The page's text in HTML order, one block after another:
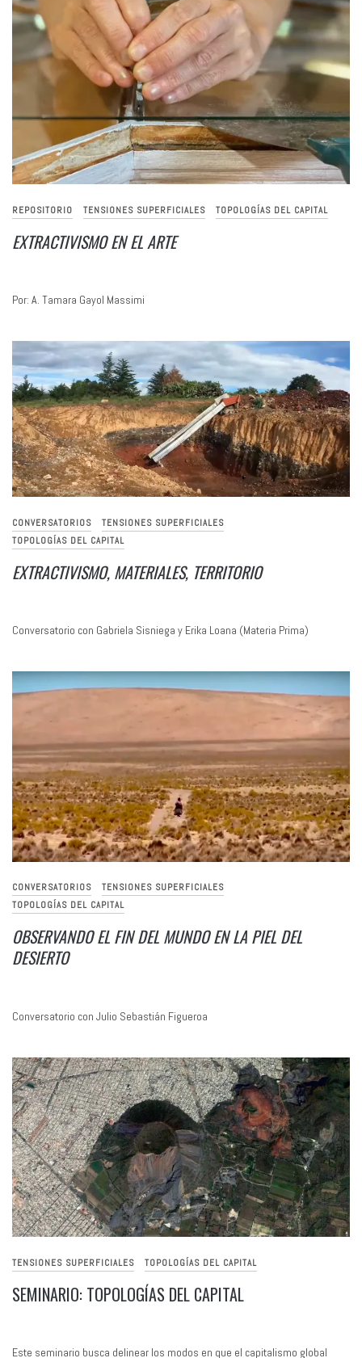
REPOSITORIO TENSIONES SUPERFICIALES TOPOLOGÍAS DEL CAPITAL
EXTRACTIVISMO EN EL ARTE
Por: A. Tamara Gayol Massimi
CONVERSATORIOS
TENSIONES SUPERFICIALES
TOPOLOGÍAS DEL CAPITAL
EXTRACTIVISMO, MATERIALES, TERRITORIO
Conversatorio con Gabriela Sisniega y Erika Loana (Materia Prima)
CONVERSATORIOS
TENSIONES SUPERFICIALES
TOPOLOGÍAS DEL CAPITAL
OBSERVANDO EL FIN DEL MUNDO EN LA PIEL DEL
DESIERTO
Conversatorio con Julio Sebastián Figueroa
TENSIONES SUPERFICIALES TOPOLOGÍAS DEL CAPITAL
SEMINARIO: TOPOLOGÍAS DEL CAPITAL
Este seminario busca delinear los modos en que el capitalismo global